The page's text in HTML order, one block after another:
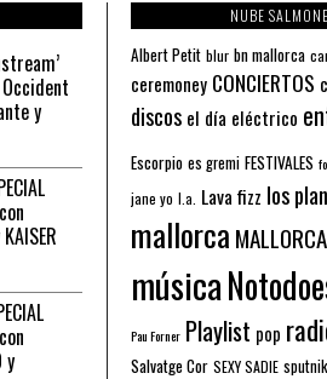
y
y
NUBE
Albert Petit blur bn mallorca
ceremoney CONCIERTOS
discos el día eléctrico
Escorpio es gremi FESTIVALES
jane yo l.a. Lava fizz los
mallorca
música
Pau Forner Playlist pop
Salvatge Cor SEXY SADIE sputnik